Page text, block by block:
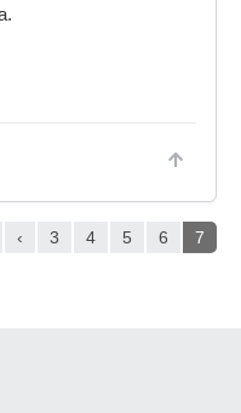
‹ 3 4 5 6 7